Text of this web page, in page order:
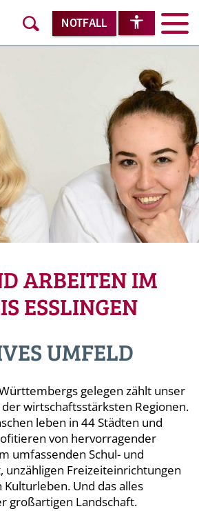
NOTFALL
ARBEITEN IM
ESSLINGEN
UMFELD
gelegen zählt unser
wirtschaftsstärksten Regionen.
leben in 44 Städten und
von hervorragender
umfassenden Schul- und
unzähligen Freizeiteinrichtungen
Und das alles
großartigen Landschaft.